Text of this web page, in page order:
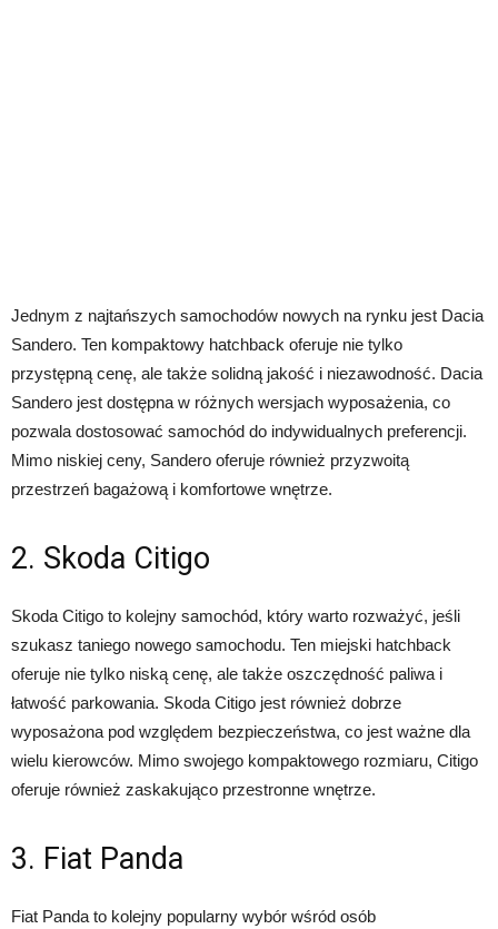
Jednym z najtańszych samochodów nowych na rynku jest Dacia
Sandero. Ten kompaktowy hatchback oferuje nie tylko
przystępną cenę, ale także solidną jakość i niezawodność. Dacia
Sandero jest dostępna w różnych wersjach wyposażenia, co
pozwala dostosować samochód do indywidualnych preferencji.
Mimo niskiej ceny, Sandero oferuje również przyzwoitą
przestrzeń bagażową i komfortowe wnętrze.
2. Skoda Citigo
Skoda Citigo to kolejny samochód, który warto rozważyć, jeśli
szukasz taniego nowego samochodu. Ten miejski hatchback
oferuje nie tylko niską cenę, ale także oszczędność paliwa i
łatwość parkowania. Skoda Citigo jest również dobrze
wyposażona pod względem bezpieczeństwa, co jest ważne dla
wielu kierowców. Mimo swojego kompaktowego rozmiaru, Citigo
oferuje również zaskakująco przestronne wnętrze.
3. Fiat Panda
Fiat Panda to kolejny popularny wybór wśród osób